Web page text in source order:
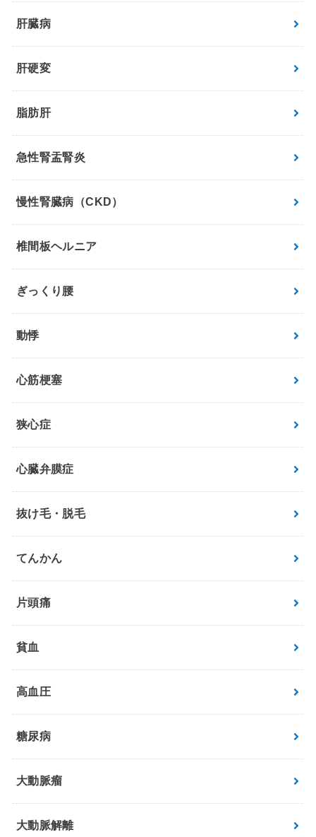
肝臓病
肝硬変
脂肪肝
急性腎盂腎炎
慢性腎臓病（CKD）
椎間板ヘルニア
ぎっくり腰
動悸
心筋梗塞
狭心症
心臓弁膜症
抜け毛・脱毛
てんかん
片頭痛
貧血
高血圧
糖尿病
大動脈瘤
大動脈解離